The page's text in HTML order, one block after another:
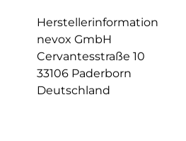
Herstellerinformation
nevox GmbH
Cervantesstraße 10
33106 Paderborn
Deutschland